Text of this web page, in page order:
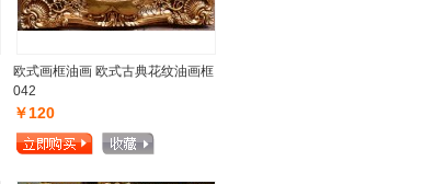
欧式画框油画 欧式古典花纹油画框
042
￥120